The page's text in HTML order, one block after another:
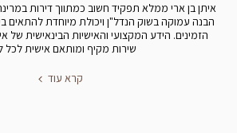
איתן בן ארי ממלא תפקיד חשוב כמתווך דירות
הבנה עמוקה בשוק הנדל"ן ויכולת מיוחדת להתאים בין
הזמינים. הידע המקצועי והאישיות הבינאישית של
שירות מקיף ומותאם אישית לכל
קרא עוד